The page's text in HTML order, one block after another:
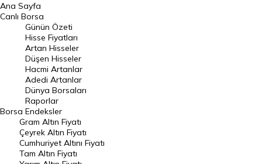
BIST 100 Hisseleri
En Çok Artan Hisseler
En Çok Düşen Hisseler
Hacmi Artanlar
Geçmiş Kapanışlar
Dünya Borsaları
Raporlar
Endeksler
Ana Sayfa
Canlı Borsa
Borsa
Günün Özeti
Hisse Fiyatları
Artan Hisseler
Düşen Hisseler
Hacmi Artanlar
Adedi Artanlar
Dünya Borsaları
Raporlar
Endeksler
Gram Altın Fiyatı
Çeyrek Altın Fiyatı
Cumhuriyet Altını Fiyatı
Tam Altın Fiyatı